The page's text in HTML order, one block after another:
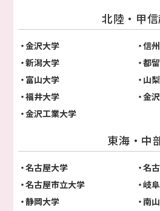
北陸・甲
金沢大学
信
新潟大学
都
富山大学
山
福井大学
金
金沢工業大学
東海・中
名古屋大学
名
名古屋市立大学
岐
静岡大学
南